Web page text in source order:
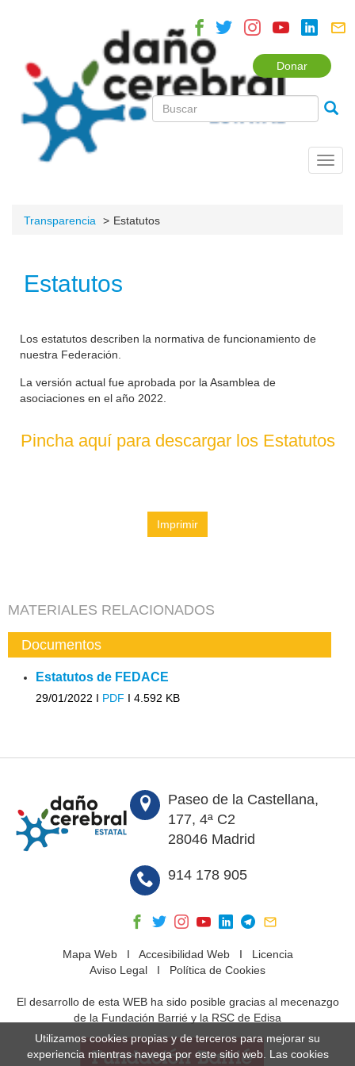
Donar
Transparencia Estatutos
Estatutos
Los estatutos describen la normativa de funcionamiento de
nuestra Federación.
La versión actual fue aprobada por la Asamblea de
asociaciones en el año 2022.
Pincha aquí para descargar los Estatutos
Imprimir
MATERIALES RELACIONADOS
Documentos
Estatutos de FEDACE
29/01/2022 I PDF I 4.592 KB
Paseo de la Castellana,
177, 4ª C2
28046 Madrid
914 178 905
Mapa WebI Accesibilidad WebI Licencia
Aviso Legal I Política de Cookies
El desarrollo de esta WEB ha sido posible gracias al mecenazgo
de la Fundación Barrié y la RSC de Edisa
Utilizamos cookies propias y de terceros para mejorar su
experiencia mientras navega por este sitio web. Las cookies